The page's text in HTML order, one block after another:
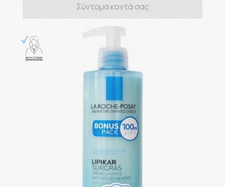
Σύντομα κοντά σας